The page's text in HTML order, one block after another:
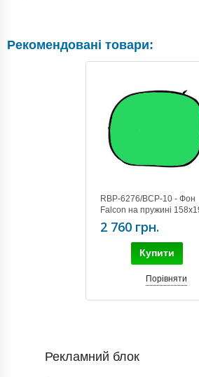
Рекомендовані товари:
RBP-6276/BCP-10 - Фон
Falcon на пружині
см Зелений
2 760 грн.
Купити
Порівняти
Рекламний блок